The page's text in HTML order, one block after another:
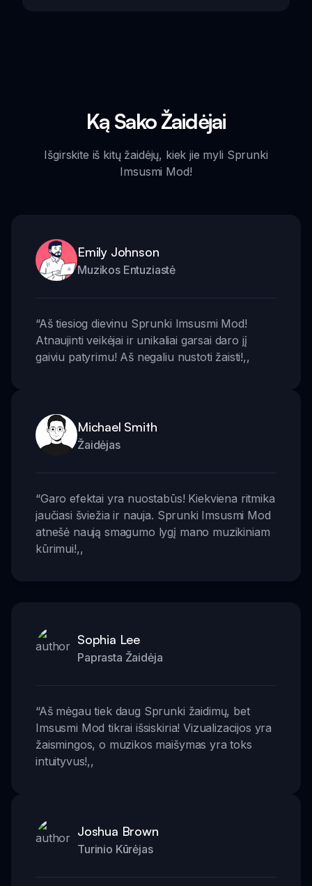
Ką Sako Žaidėjai
Išgirskite iš kitų žaidėjų, kiek jie myli Sprunki
Imsusmi Mod!
Emily Johnson
Muzikos Entuziastė
“Aš tiesiog dievinu Sprunki Imsusmi Mod!
Atnaujinti veikėjai ir unikaliai garsai daro jį
gaiviu patyrimu! Aš negaliu nustoti žaisti!,,
Michael Smith
Žaidėjas
“Garo efektai yra nuostabūs! Kiekviena ritmika
jaučiasi šviežia ir nauja. Sprunki Imsusmi Mod
atnešė naują smagumo lygį mano muzikiniam
kūrimui!,,
Sophia Lee
Paprasta Žaidėja
“Aš mėgau tiek daug Sprunki žaidimų, bet
Imsusmi Mod tikrai išsiskiria! Vizualizacijos yra
žaismingos, o muzikos maišymas yra toks
intuityvus!,,
Joshua Brown
Turinio Kūrėjas